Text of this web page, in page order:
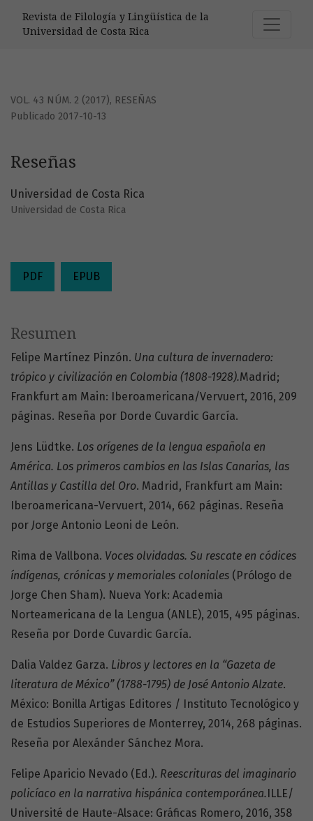
Revista de Filología y Lingüística de la
Universidad de Costa Rica
VOL. 43 NÚM. 2 (2017), RESEÑAS
Reseñas
Publicado 2017-10-13
Universidad de Costa Rica
Universidad de Costa Rica
PDF EPUB
Resumen
Felipe Martínez Pinzón. Una cultura de invernadero:
trópico y civilización en Colombia (1808-1928).Madrid;
Frankfurt am Main: Iberoamericana/Vervuert, 2016, 209
páginas. Reseña por Dorde Cuvardic García.
Jens Lüdtke. Los orígenes de la lengua española en
América. Los primeros cambios en las Islas Canarias, las
Antillas y Castilla del Oro. Madrid, Frankfurt am Main:
Iberoamericana-Vervuert, 2014, 662 páginas. Reseña
por Jorge Antonio Leoni de León.
Rima de Vallbona. Voces olvidadas. Su rescate en códices
índígenas, crónicas y memoriales coloniales (Prólogo de
Jorge Chen Sham). Nueva York: Academia
Norteamericana de la Lengua (ANLE), 2015, 495 páginas.
Reseña por Dorde Cuvardic García.
Dalia Valdez Garza. Libros y lectores en la “Gazeta de
literatura de México” (1788-1795) de José Antonio Alzate.
México: Bonilla Artigas Editores / Instituto Tecnológico y
de Estudios Superiores de Monterrey, 2014, 268 páginas.
Reseña por Alexánder Sánchez Mora.
Felipe Aparicio Nevado (Ed.). Reescrituras del imaginario
policíaco en la narrativa hispánica contemporánea. ILLE/
Université de Haute-Alsace: Gráficas Romero, 2016, 358